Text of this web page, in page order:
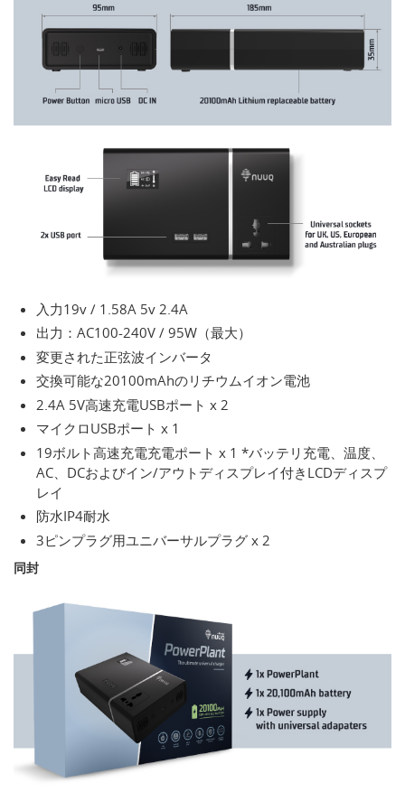
入力19v / 1.58A 5v 2.4A
出力：AC100-240V / 95W（最大）
変更された正弦波インバータ
交換可能な20100mAhのリチウムイオン電池
2.4A 5V高速充電USBポート x 2
マイクロUSBポート x 1
19ボルト高速充電充電ポート x 1 *バッテリ充電、温度、
AC、DCおよびイン/アウトディスプレイ付きLCDディスプ
レイ
防水IP4耐水
3ピンプラグ用ユニバーサルプラグ x 2
同封